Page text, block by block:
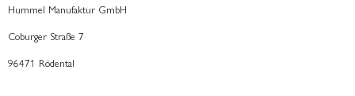
Hummel Manufaktur GmbH
Coburger Straße 7
96471 Rödental